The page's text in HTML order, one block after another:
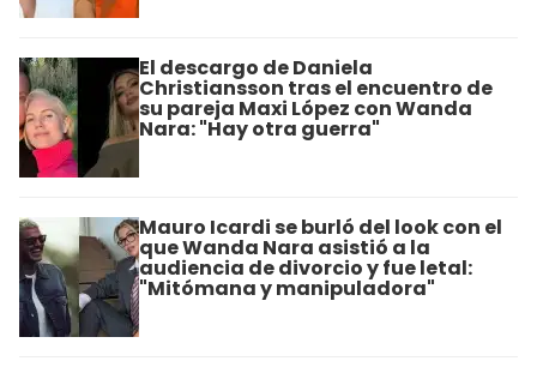
El descargo de Daniela
Christiansson tras el encuentro de
su pareja Maxi López con Wanda
Nara: "Hay otra guerra"
Mauro Icardi se burló del look con el
que Wanda Nara asistió a la
audiencia de divorcio y fue letal:
"Mitómana y manipuladora"